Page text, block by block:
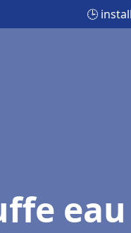
🕒
eau